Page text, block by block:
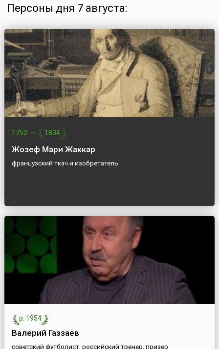
Персоны дня 7 августа:
1752 — 1834
Жозеф Мари Жаккар
французский ткач и изобретатель
р. 1954
Валерий Газзаев
советский футболист, российский тренер, призер